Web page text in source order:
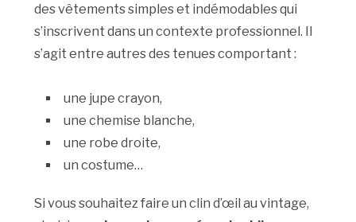
des vêtements simples et indémodables qui
s’inscrivent dans un contexte professionnel. Il
s’agit entre autres des tenues comportant :
une jupe crayon,
une chemise blanche,
une robe droite,
un costume…
Si vous souhaitez faire un clin d’œil au vintage,